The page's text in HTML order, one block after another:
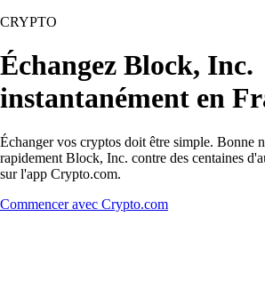
CRYPTO
Échangez Block, Inc.
instantanément en
Échanger vos cryptos doit être simple. Bonne
rapidement Block, Inc. contre des centaines
sur l'app Crypto.com.
Commencer avec Crypto.com